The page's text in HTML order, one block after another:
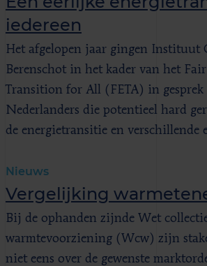
iedereen
Het afgelopen jaar gingen Instituut
Berenschot in het kader van het
Transition for All (FETA) in gesprek
Nederlanders die potentieel hard
de energietransitie en verschillende
Nieuws
Vergelijking
Bij de ophanden zijnde Wet
warmtevoorziening (Wcw) zijn
niet eens over de gewenste